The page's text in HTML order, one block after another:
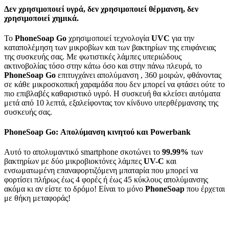
Δεν χρησιμοποιεί υγρά, δεν χρησιμοποιεί θέρμανση, δεν
χρησιμοποιεί χημικά.
Το PhoneSoap Go χρησιμοποιεί τεχνολογία UVC για την
καταπολέμηση των μικροβίων και των βακτηρίων της επιφάνειας
της συσκευής σας. Με φωτιστικές λάμπες υπεριώδους
ακτινοβολίας τόσο στην κάτω όσο και στην πάνω πλευρά, το
PhoneSoap Go επιτυγχάνει απολύμανση , 360 μοιρών, φθάνοντας
σε κάθε μικροσκοπική χαραμάδα που δεν μπορεί να φτάσει ούτε το
πιο επιβλαβές καθαριστικό υγρό. Η συσκευή θα κλείσει αυτόματα
μετά από 10 λεπτά, εξαλείφοντας τον κίνδυνο υπερθέρμανσης της
συσκευής σας.
PhoneSoap Go: Απολύμανση κινητού και Powerbank
Αυτό το απολυμαντικό smartphone σκοτώνει το 99.99% των
βακτηρίων με δύο μικροβιοκτόνες λάμπες UV-C και
ενσωματωμένη επαναφορτιζόμενη μπαταρία που μπορεί να
φορτίσει πλήρως έως 4 φορές ή έως 45 κύκλους απολύμανσης
ακόμα κι αν είστε το δρόμο! Είναι το μόνο PhoneSoap που έρχεται
με θήκη μεταφοράς!